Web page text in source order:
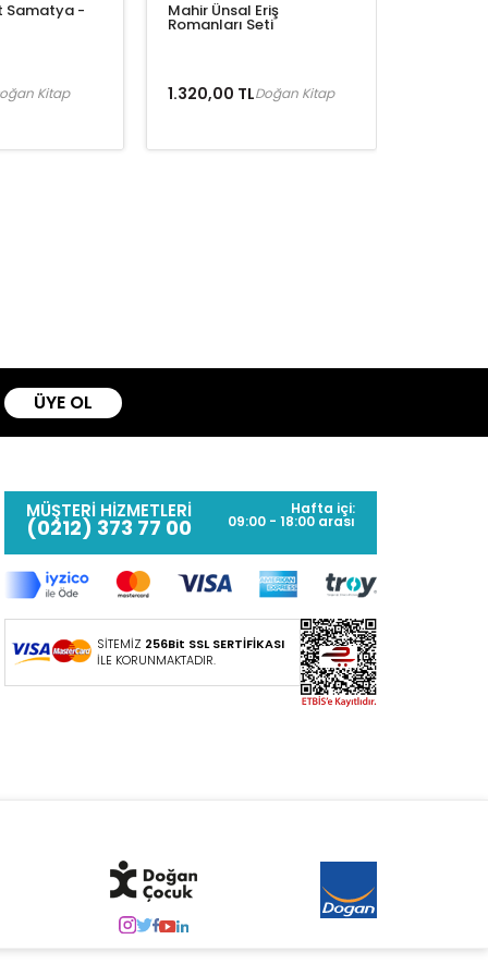
Samatya -
Kitap
Mahir Ünsal Eriş
Romanları Seti
1.320,00 TLDoğan Kitap
ÜYE OL
MÜŞTERİ HİZMETLERİ
(0212) 373 77 00
Hafta içi:
09:00 - 18:00 arası
SİTEMİZ 256Bit SSL SERTİFİKASI
İLE KORUNMAKTADIR.